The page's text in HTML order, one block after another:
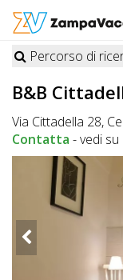
A
DOG
LUOGHI
Percorso di
B&b
Via Cittadella 28,
Contatta -vedi su